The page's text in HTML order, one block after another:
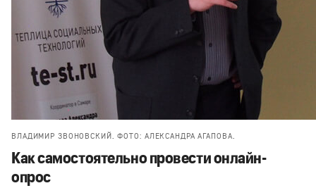
ВЛАДИМИР ЗВОНОВСКИЙ. ФОТО: АЛЕКСАНДРА АГАПОВА.
Как самостоятельно провести онлайн-
опрос